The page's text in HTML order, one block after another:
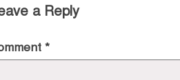
a Reply
*